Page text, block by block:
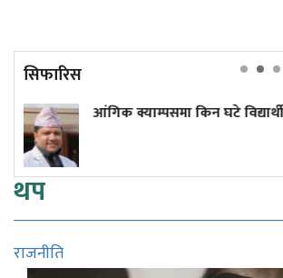
सिफारिस
किन घटे विद्यार्थी?
थप
राजनीति